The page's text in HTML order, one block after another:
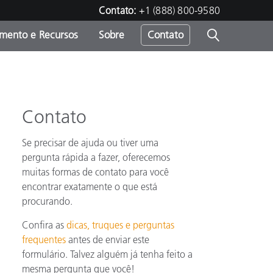
Contato: +1 (888) 800-9580
e Recursos Sobre Contato
Contato
Se precisar de ajuda ou tiver uma
pergunta rápida a fazer, oferecemos
muitas formas de contato para você
encontrar exatamente o que está
procurando.
Confira as dicas, truques e perguntas
frequentes antes de enviar este
formulário. Talvez alguém já tenha feito a
mesma pergunta que você!